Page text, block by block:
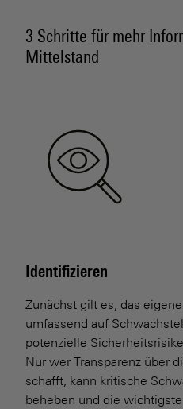
3 Schritte für mehr
Mittelstand
Identifizieren
Zunächst gilt es, das
umfassend auf
potenzielle
Nur wer Transparenz über
schafft, kann kritische
beheben und die